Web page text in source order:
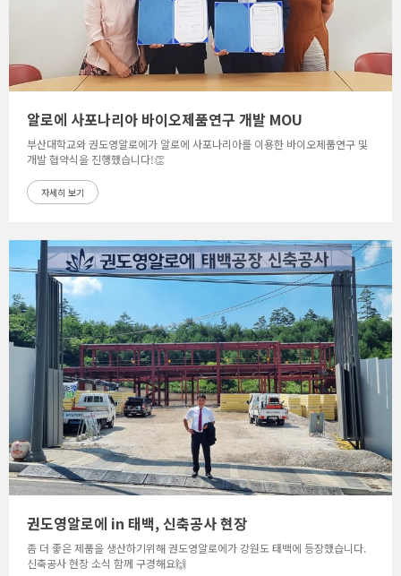
알로에 사포나리아 바이오제품연구 개발 MOU
부산대학교와 권도영알로에가 알로에 사포나리아를 이용한 바이오제품연구 및
개발 협약식을 진행했습니다!👏
자세히 보기
권도영알로에 in 태백, 신축공사 현장
좀 더 좋은 제품을 생산하기위해 권도영알로에가 강원도 태백에 등장했습니다.
신축공사 현장 소식 함께 구경해요🙌